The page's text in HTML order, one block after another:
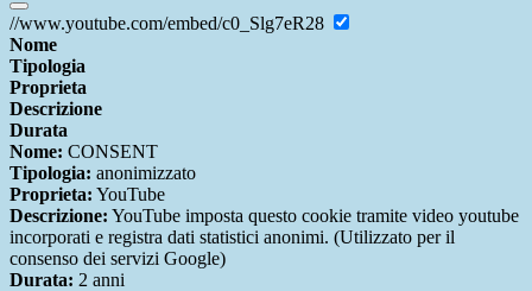
//www.youtube.com/embed/c0_Slg7eR28
Nome
Tipologia
Proprieta
Descrizione
Durata
Nome: CONSENT
Tipologia: anonimizzato
Proprieta: YouTube
Descrizione: YouTube imposta questo cookie tramite video youtube
incorporati e registra dati statistici anonimi. (Utilizzato per il
consenso dei servizi Google)
Durata: 2 anni